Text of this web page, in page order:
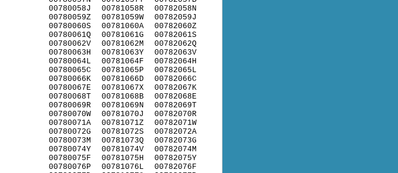
00780058J
00780059Z
00780060S
00780061Q
00780062V
00780063H
00780064L
00780065C
00780066K
00780067E
00780068T
00780069R
00780070W
00780071A
00780072G
00780073M
00780074Y
00780075F
00780076P
00781058R
00781059W
00781060A
00781061G
00781062M
00781063Y
00781064F
00781065P
00781066D
00781067X
00781068B
00781069N
00781070J
00781071Z
00781072S
00781073Q
00781074V
00781075H
00781076L
00782058N
00782059J
00782060Z
00782061S
00782062Q
00782063V
00782064H
00782065L
00782066C
00782067K
00782068E
00782069T
00782070R
00782071W
00782072A
00782073G
00782074M
00782075Y
00782076F